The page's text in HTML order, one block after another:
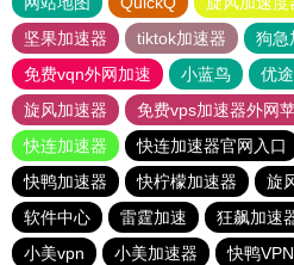
坚果加速器
tiktok加速器
狗急
免费vqn外网加速
小蓝鸟 优
旋风加速器
免费vps加速器外网
快连加速器
快连加速器官网入口
快鸭加速器
快柠檬加速器 旋
软件中心
雷霆加速 狂飙加速
小美vpn
小美加速器
快鸭VPN